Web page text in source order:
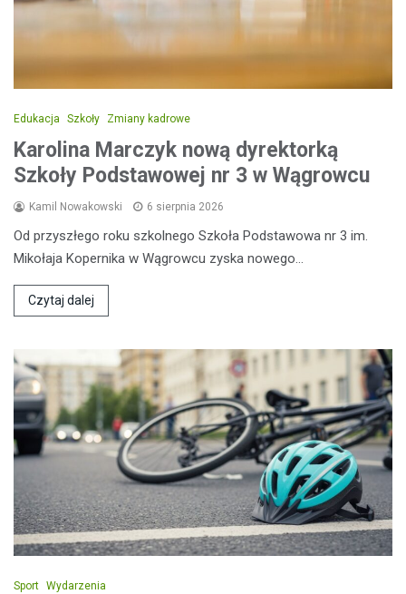
Edukacja Szkoły Zmiany kadrowe
Karolina Marczyk nową dyrektorką
Szkoły Podstawowej nr 3 w Wągrowcu
Kamil Nowakowski 6 sierpnia 2026
Od przyszłego roku szkolnego Szkoła Podstawowa nr 3 im.
Mikołaja Kopernika w Wągrowcu zyska nowego…
Czytaj dalej
Sport Wydarzenia